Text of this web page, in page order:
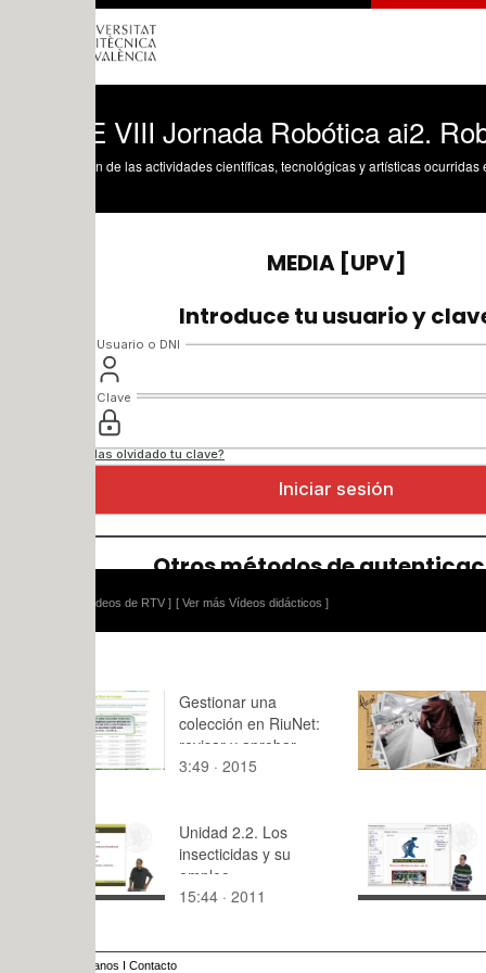
VIII Jornada Robótica ai2. Robotica
de las actividades científicas, tecnológicas y artísticas ocurridas en los tres
[ Ver más Vídeos didácticos ]
Gestionar una
colección en RiuNet:
revisar y aprobar
3:49 · 2015
Alcoi-
8:11 · 2014
Unidad 2.2. Los
insecticidas y su
empleo
15:44 · 2011
3:41 · 2010